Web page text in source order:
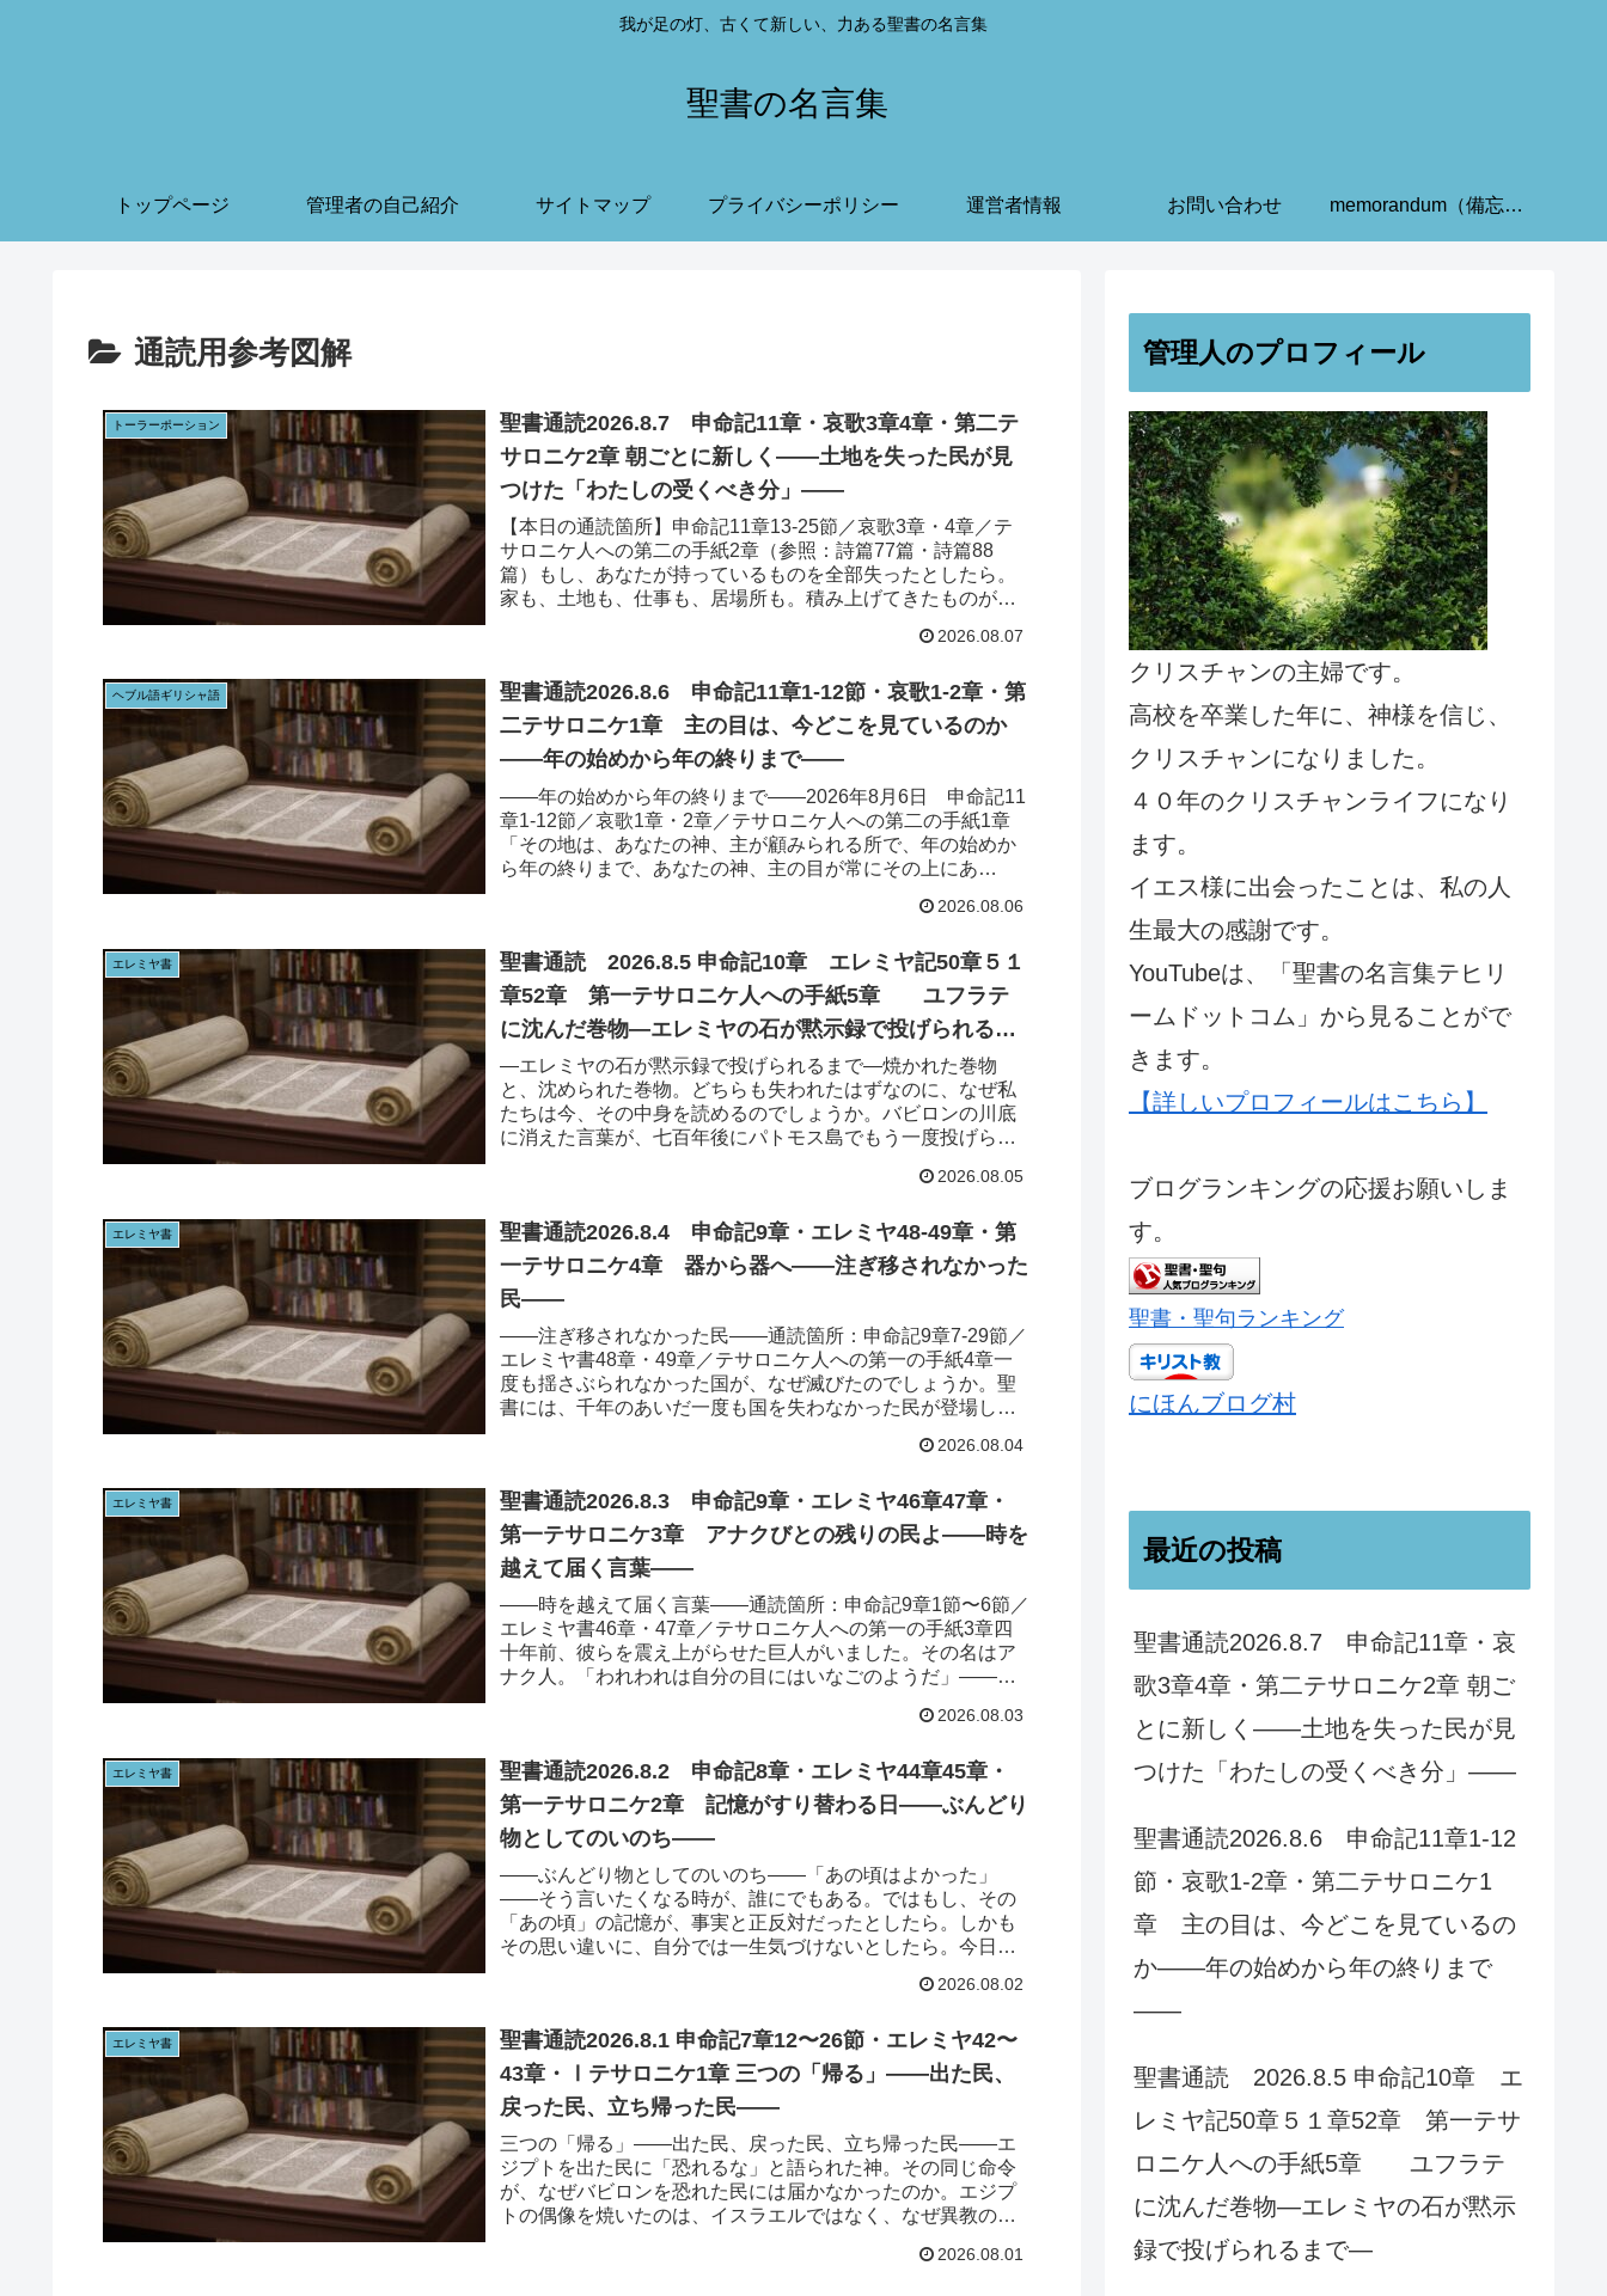
我が足の灯、古くて新しい、力ある聖書の名言集
聖書の名言集
トップページ 管理者の自己紹介 サイトマップ プライバシーポリシー 運営者情報 お問い合わせ memorandum（備忘録）
通読用参考図解
トーラーポーション
聖書通読2026.8.7 申命記11章・哀歌3章4章・第二テ
サロニケ2章 朝ごとに新しく——土地を失った民が見
つけた「わたしの受くべき分」——
【本日の通読箇所】申命記11章13-25節／哀歌3章・4章／テ
サロニケ人への第二の手紙2章（参照：詩篇77篇・詩篇88
篇）もし、あなたが持っているものを全部失ったとしたら。
家も、土地も、仕事も、居場所も。積み上げてきたものが、
2026.08.07
ヘブル語ギリシャ語
聖書通読2026.8.6 申命記11章1-12節・哀歌1-2章・第
二テサロニケ1章 主の目は、今どこを見ているのか
——年の始めから年の終りまで——
——年の始めから年の終りまで——2026年8月6日 申命記11
章1-12節／哀歌1章・2章／テサロニケ人への第二の手紙1章
「その地は、あなたの神、主が顧みられる所で、年の始めか
ら年の終りまで、あなたの神、主の目が常にその上にあ
2026.08.06
エレミヤ書
聖書通読 2026.8.5 申命記10章 エレミヤ記50章５１
章52章 第一テサロニケ人への手紙5章 ユフラテ
に沈んだ巻物—エレミヤの石が黙示録で投げられるま
で—
—エレミヤの石が黙示録で投げられるまで—焼かれた巻物
と、沈められた巻物。どちらも失われたはずなのに、なぜ私
たちは今、その中身を読めるのでしょうか。バビロンの川底
に消えた言葉が、七百年後にパトモス島でもう一度投げられ
2026.08.05
エレミヤ書
聖書通読2026.8.4 申命記9章・エレミヤ48-49章・第
一テサロニケ4章 器から器へ——注ぎ移されなかった
民——
——注ぎ移されなかった民——通読箇所：申命記9章7-29節／
エレミヤ書48章・49章／テサロニケ人への第一の手紙4章一
度も揺さぶられなかった国が、なぜ滅びたのでしょうか。聖
書には、千年のあいだ一度も国を失わなかった民が登場しま
2026.08.04
エレミヤ書
聖書通読2026.8.3 申命記9章・エレミヤ46章47章・
第一テサロニケ3章 アナクびとの残りの民よ——時を
越えて届く言葉——
——時を越えて届く言葉——通読箇所：申命記9章1節〜6節／
エレミヤ書46章・47章／テサロニケ人への第一の手紙3章四
十年前、彼らを震え上がらせた巨人がいました。その名はア
ナク人。「われわれは自分の目にはいなごのようだ」——斥
2026.08.03
エレミヤ書
聖書通読2026.8.2 申命記8章・エレミヤ44章45章・
第一テサロニケ2章 記憶がすり替わる日——ぶんどり
物としてのいのち——
——ぶんどり物としてのいのち——「あの頃はよかった」
——そう言いたくなる時が、誰にでもある。ではもし、その
「あの頃」の記憶が、事実と正反対だったとしたら。しかも
その思い違いに、自分では一生気づけないとしたら。今日読
2026.08.02
エレミヤ書
聖書通読2026.8.1 申命記7章12〜26節・エレミヤ42〜
43章・Ⅰテサロニケ1章 三つの「帰る」――出た民、
戻った民、立ち帰った民――
三つの「帰る」――出た民、戻った民、立ち帰った民――エ
ジプトを出た民に「恐れるな」と語られた神。その同じ命令
が、なぜバビロンを恐れた民には届かなかったのか。エジプ
トの偶像を焼いたのは、イスラエルではなく、なぜ異教の王
2026.08.01
管理人のプロフィール
クリスチャンの主婦です。
高校を卒業した年に、神様を信じ、
クリスチャンになりました。
４０年のクリスチャンライフになり
ます。
イエス様に出会ったことは、私の人
生最大の感謝です。
YouTubeは、「聖書の名言集テヒリ
ームドットコム」から見ることがで
きます。
【詳しいプロフィールはこちら】
ブログランキングの応援お願いしま
す。
聖書・聖句ランキング
にほんブログ村
最近の投稿
聖書通読2026.8.7 申命記11章・哀
歌3章4章・第二テサロニケ2章 朝ご
とに新しく——土地を失った民が見
つけた「わたしの受くべき分」——
聖書通読2026.8.6 申命記11章1-12
節・哀歌1-2章・第二テサロニケ1
章 主の目は、今どこを見ているの
か——年の始めから年の終りまで
——
聖書通読 2026.8.5 申命記10章 エ
レミヤ記50章５１章52章 第一テサ
ロニケ人への手紙5章 ユフラテ
に沈んだ巻物—エレミヤの石が黙示
録で投げられるまで—